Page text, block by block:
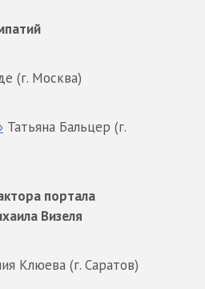
(г. Москва)
Татьяна Бальцер (г.
портала
Визеля
Клюева (г. Саратов)